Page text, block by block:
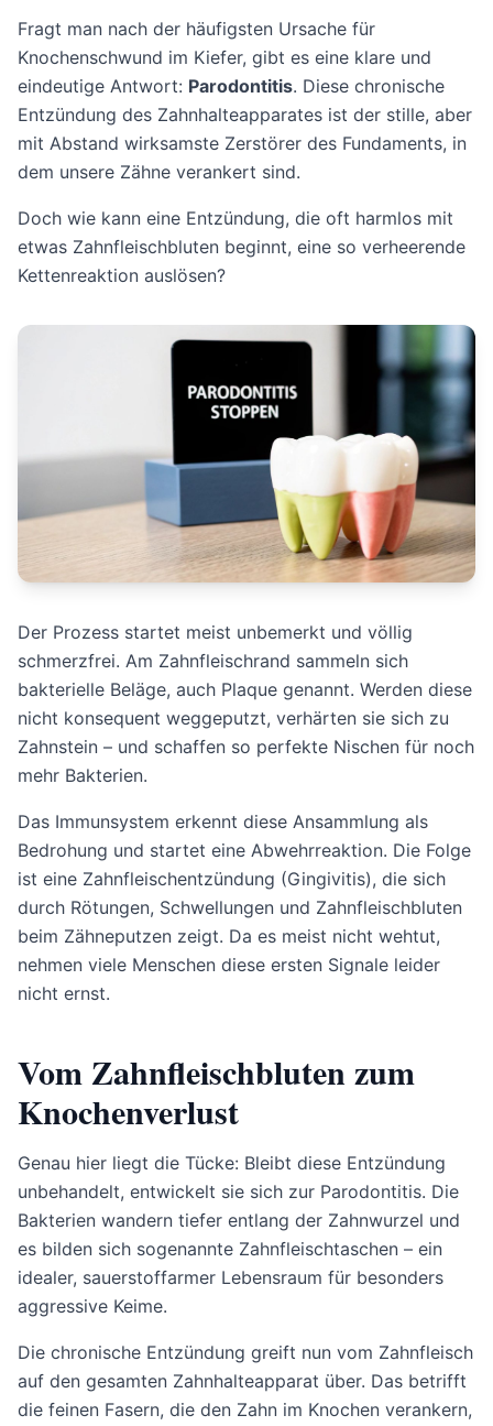
Fragt man nach der häufigsten Ursache für
Knochenschwund im Kiefer, gibt es eine klare und
eindeutige Antwort: Parodontitis. Diese chronische
Entzündung des Zahnhalteapparates ist der stille, aber
mit Abstand wirksamste Zerstörer des Fundaments, in
dem unsere Zähne verankert sind.
Doch wie kann eine Entzündung, die oft harmlos mit
etwas Zahnfleischbluten beginnt, eine so verheerende
Kettenreaktion auslösen?
Der Prozess startet meist unbemerkt und völlig
schmerzfrei. Am Zahnfleischrand sammeln sich
bakterielle Beläge, auch Plaque genannt. Werden diese
nicht konsequent weggeputzt, verhärten sie sich zu
Zahnstein – und schaffen so perfekte Nischen für noch
mehr Bakterien.
Das Immunsystem erkennt diese Ansammlung als
Bedrohung und startet eine Abwehrreaktion. Die Folge
ist eine Zahnfleischentzündung (Gingivitis), die sich
durch Rötungen, Schwellungen und Zahnfleischbluten
beim Zähneputzen zeigt. Da es meist nicht wehtut,
nehmen viele Menschen diese ersten Signale leider
nicht ernst.
Vom Zahnfleischbluten zum
Knochenverlust
Genau hier liegt die Tücke: Bleibt diese Entzündung
unbehandelt, entwickelt sie sich zur Parodontitis. Die
Bakterien wandern tiefer entlang der Zahnwurzel und
es bilden sich sogenannte Zahnfleischtaschen – ein
idealer, sauerstoffarmer Lebensraum für besonders
aggressive Keime.
Die chronische Entzündung greift nun vom Zahnfleisch
auf den gesamten Zahnhalteapparat über. Das betrifft
die feinen Fasern, die den Zahn im Knochen verankern,